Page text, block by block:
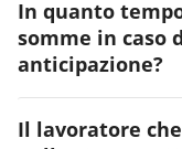
In quanto
somme in caso
anticipazione?
Il lavoratore